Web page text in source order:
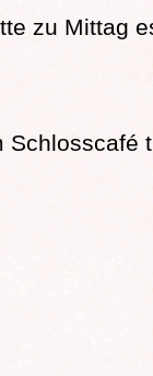
zu
Schlosscafé